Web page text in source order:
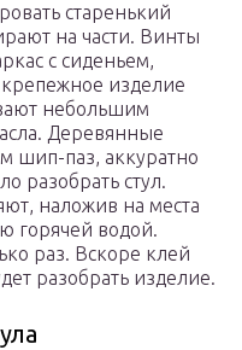
старенький
на части. Винты
с сиденьем,
изделие
небольшим
Деревянные
шип-паз, аккуратно
разобрать стул.
наложив на места
горячей водой.
раз. Вскоре клей
разобрать изделие.